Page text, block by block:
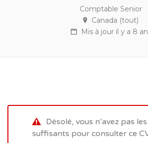
Comptable Senior
Canada (tout)
Mis à jour il y a 8
Désolé, vous n’avez pas
suffisants pour consulter ce